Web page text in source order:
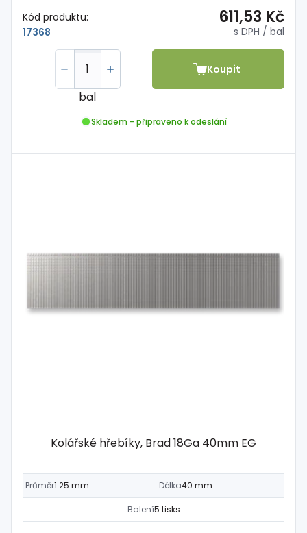
Kód produktu:
17368
611,53 Kč
s DPH / bal
bal
Koupit
Skladem - připraveno k odeslání
Kolářské hřebíky, Brad 18Ga 40mm EG
Průměr1.25 mm Délka40 mm
Balení5 tisks